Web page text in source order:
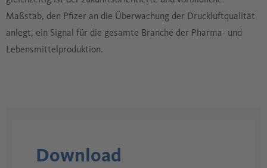
Maßstab, den Pfizer an die Überwachung der Druckluftqualität
anlegt, ein Signal für die gesamte Branche der Pharma- und
Lebensmittelproduktion.
Download